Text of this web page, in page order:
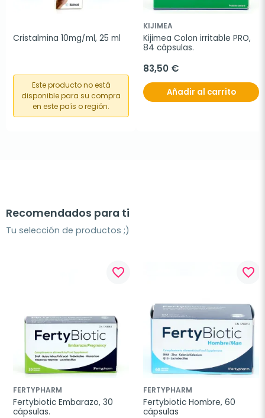
Cristalmina 10mg/ml, 25 ml
Este producto no está
disponible para su compra
en este país o región.
KIJIMEA
Kijimea Colon irritable PRO,
84 cápsulas.
83,50 €
Añadir al carrito
Recomendados para ti
Tu selección de productos ;)
favorite_border
FERTYPHARM
Fertybiotic Embarazo, 30
cápsulas.
favorite_border
FERTYPHARM
Fertybiotic Hombre, 60
cápsulas